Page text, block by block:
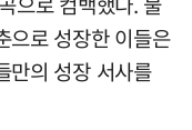
으로 성장한 이들은
만의 성장 서사를